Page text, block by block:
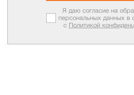
Я даю согласие на
персональных данных в
с Политикой